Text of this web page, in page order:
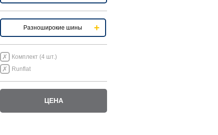
Разноширокие шины
Комплект (4 шт.)
Runflat
ЦЕНА